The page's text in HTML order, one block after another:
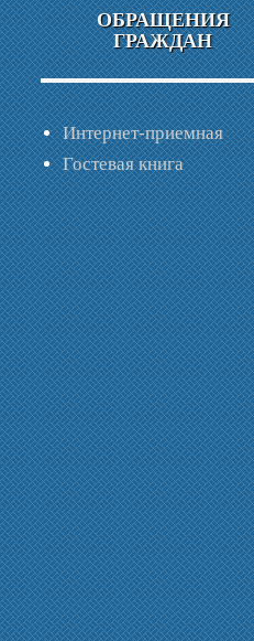
ОБРАЩЕНИЯ
ГРАЖДАН
Интернет-приемная
Гостевая книга